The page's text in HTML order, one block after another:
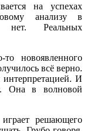
на успехах
анализу в
нет. Реальных
новоявленного
всё верно.
И
Она в волновой
решающего